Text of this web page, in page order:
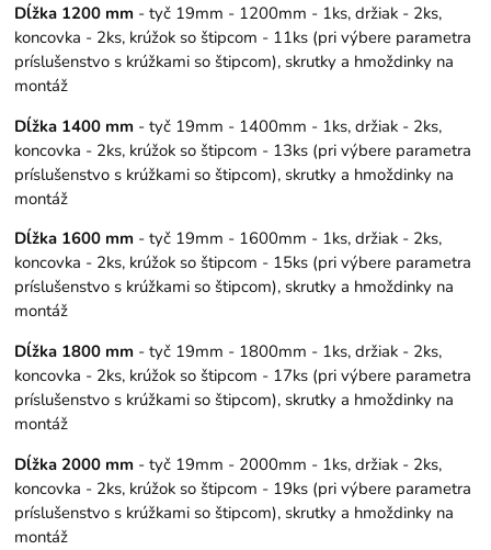
Dĺžka 1200 mm - tyč 19mm - 1200mm - 1ks, držiak - 2ks,
koncovka - 2ks, krúžok so štipcom - 11ks (pri výbere parametra
príslušenstvo s krúžkami so štipcom), skrutky a hmoždinky na
montáž
Dĺžka 1400 mm - tyč 19mm - 1400mm - 1ks, držiak - 2ks,
koncovka - 2ks, krúžok so štipcom - 13ks (pri výbere parametra
príslušenstvo s krúžkami so štipcom), skrutky a hmoždinky na
montáž
Dĺžka 1600 mm - tyč 19mm - 1600mm - 1ks, držiak - 2ks,
koncovka - 2ks, krúžok so štipcom - 15ks (pri výbere parametra
príslušenstvo s krúžkami so štipcom), skrutky a hmoždinky na
montáž
Dĺžka 1800 mm - tyč 19mm - 1800mm - 1ks, držiak - 2ks,
koncovka - 2ks, krúžok so štipcom - 17ks (pri výbere parametra
príslušenstvo s krúžkami so štipcom), skrutky a hmoždinky na
montáž
Dĺžka 2000 mm - tyč 19mm - 2000mm - 1ks, držiak - 2ks,
koncovka - 2ks, krúžok so štipcom - 19ks (pri výbere parametra
príslušenstvo s krúžkami so štipcom), skrutky a hmoždinky na
montáž